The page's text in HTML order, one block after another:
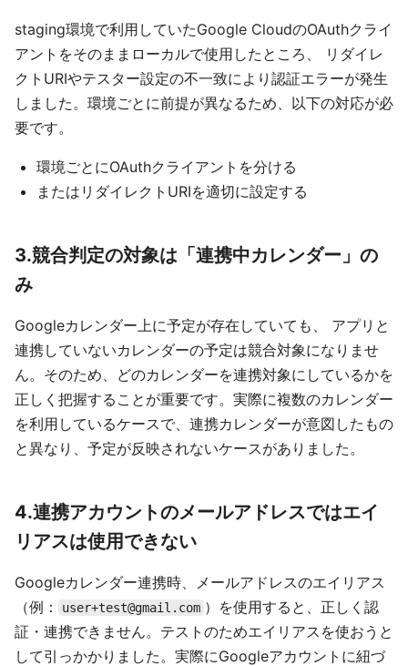
staging環境で利用していたGoogle CloudのOAuthクライ
アントをそのままローカルで使用したところ、 リダイレ
クトURIやテスター設定の不一致により認証エラーが発生
しました。環境ごとに前提が異なるため、以下の対応が必
要です。
環境ごとにOAuthクライアントを分ける
またはリダイレクトURIを適切に設定する
3.競合判定の対象は「連携中カレンダー」の
み
Googleカレンダー上に予定が存在していても、 アプリと
連携していないカレンダーの予定は競合対象になりませ
ん。そのため、どのカレンダーを連携対象にしているかを
正しく把握することが重要です。実際に複数のカレンダー
を利用しているケースで、連携カレンダーが意図したもの
と異なり、予定が反映されないケースがありました。
4.連携アカウントのメールアドレスではエイ
リアスは使用できない
Googleカレンダー連携時、メールアドレスのエイリアス
（例：
user+test@gmail.com ）を使用すると、正しく認
証・連携できません。テストのためエイリアスを使おうと
して引っかかりました。実際にGoogleアカウントに紐づ